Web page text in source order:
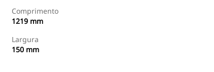
Comprimento
1219 mm
Largura
150 mm